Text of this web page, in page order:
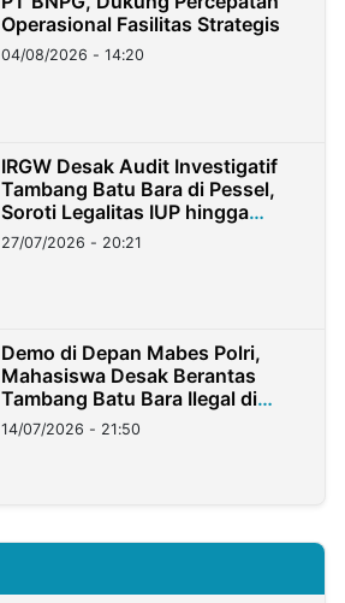
Operasional Fasilitas Strategis
04/08/2026 - 14:20
IRGW Desak Audit Investigatif
Tambang Batu Bara di Pessel,
Soroti Legalitas IUP hingga
Stockpile
27/07/2026 - 20:21
Demo di Depan Mabes Polri,
Mahasiswa Desak Berantas
Tambang Batu Bara Ilegal di
Lampung
14/07/2026 - 21:50